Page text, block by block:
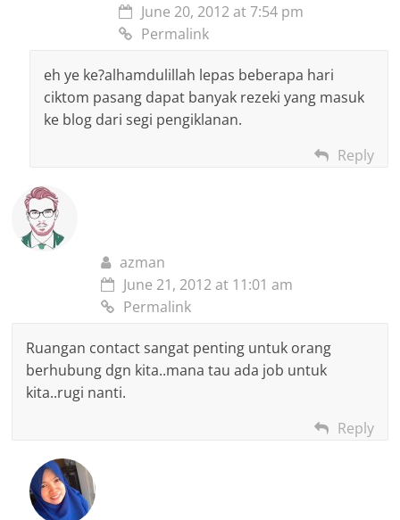
June 20, 2012 at 7:54 pm
Permalink
eh ye ke?alhamdulillah lepas beberapa hari
ciktom pasang dapat banyak rezeki yang masuk
ke blog dari segi pengiklanan.
Reply
azman
June 21, 2012 at 11:01 am
Permalink
Ruangan contact sangat penting untuk orang
berhubung dgn kita..mana tau ada job untuk
kita..rugi nanti.
Reply